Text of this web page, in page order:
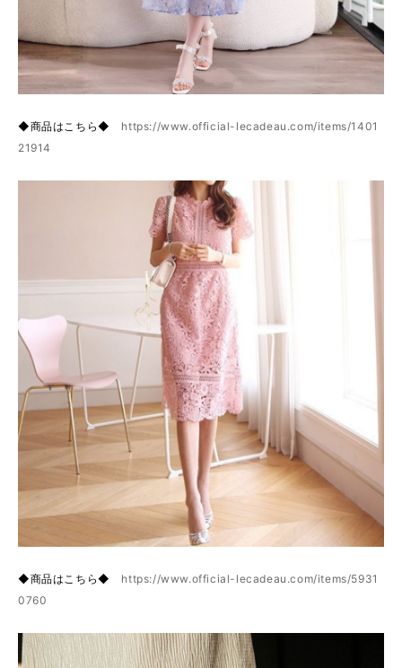
◆商品はこちら◆ https://www.official-lecadeau.com/items/1401
21914
◆商品はこちら◆ https://www.official-lecadeau.com/items/5931
0760